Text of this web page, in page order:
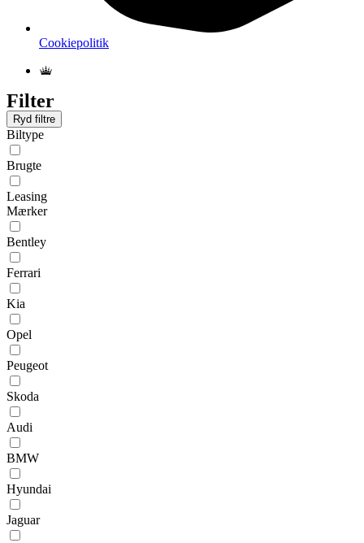
Cookiepolitik
Filter
Ryd filtre
Biltype
Brugte
Leasing
Mærker
Bentley
Ferrari
Kia
Opel
Peugeot
Skoda
Audi
BMW
Hyundai
Jaguar